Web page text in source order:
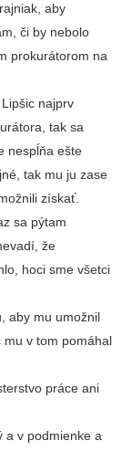
aby
či by nebolo
prokurátorom na
najprv
tak sa
nespĺňa ešte
tak mu ju zase
získať.
sa pýtam
že
hoci sme všetci
aby mu umožnil
v tom pomáhal
práce ani
a v podmienke a